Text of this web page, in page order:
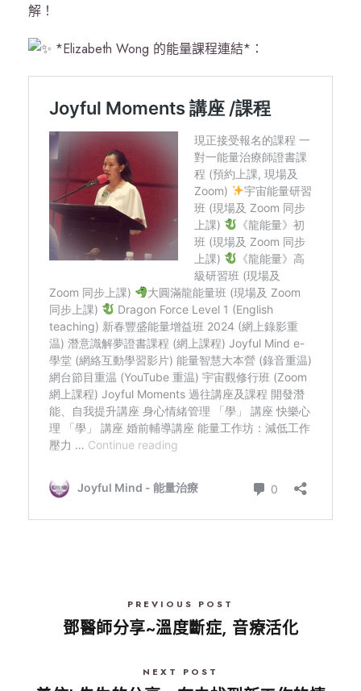
解！
*Elizabeth Wong 的能量課程連結*：
PREVIOUS POST
鄧醫師分享~溫度斷症, 音療活化
NEXT POST